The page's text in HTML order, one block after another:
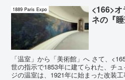
1889 Paris Expo
<166>
ネの『
「温室」から「美術館」へ さて、
世の指示で1853年に建てられた、チ
ジの温室は、1921年に始まった改装